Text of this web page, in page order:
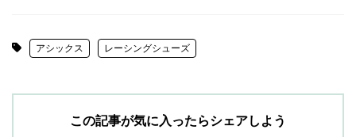
アシックス レーシングシューズ
この記事が気に入ったらシェアしよう